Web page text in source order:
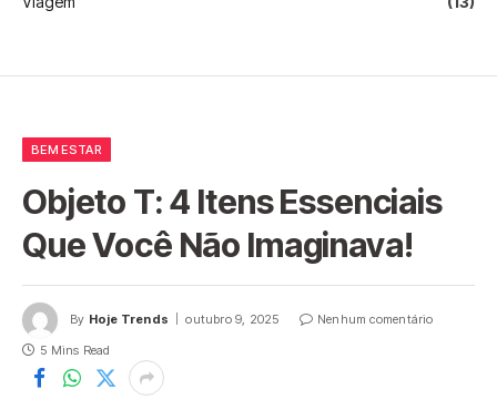
BEM ESTAR
Objeto T: 4 Itens Essenciais
Que Você Não Imaginava!
By Hoje Trends outubro 9, 2025
Nenhum comentário
5 Mins Read